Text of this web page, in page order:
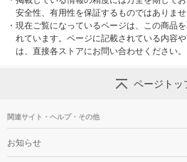
安全性、有用性を保証するものではありませ
・ 現在ご覧になっているページは、この商品
れています。ページに記載されている内容
は、直接各ストアにお問い合わせください。
ページトッ
関連サイト・ヘルプ・その他
お知らせ